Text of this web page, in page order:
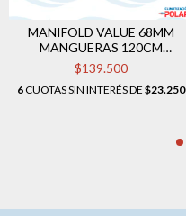
MANIFOLD VALUE 68MM
MANGUERAS 120CM
BLISTER MOD VMG-2-
R410A-B-02
$139.500
6CUOTAS SIN INTERÉS DE $23.250